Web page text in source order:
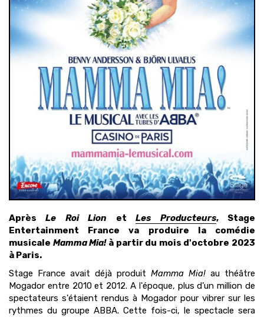
AprèsLe Roi Lion etLes Producteurs, Stage
Entertainment France va produire la comédie
musicale Mamma Mia!à partir du mois d'octobre 2023
à Paris.
Stage France avait déjà produit Mamma Mia! au théâtre
Mogador entre 2010 et 2012. A l'époque, plus d’un million de
spectateurs s'étaient rendus à Mogador pour vibrer sur les
rythmes du groupe ABBA. Cette fois-ci, le spectacle sera